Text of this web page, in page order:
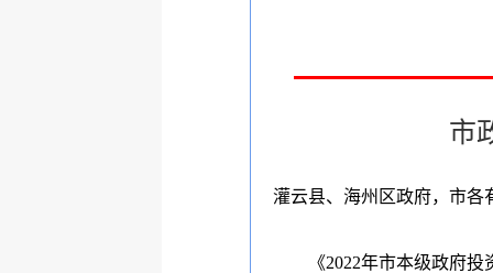
市
灌云县、海州区政府，市各
《2022年市本级政府投